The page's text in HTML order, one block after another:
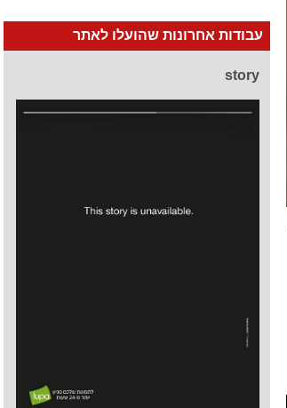
עבודות אחרונות שהועלו לאתר
story